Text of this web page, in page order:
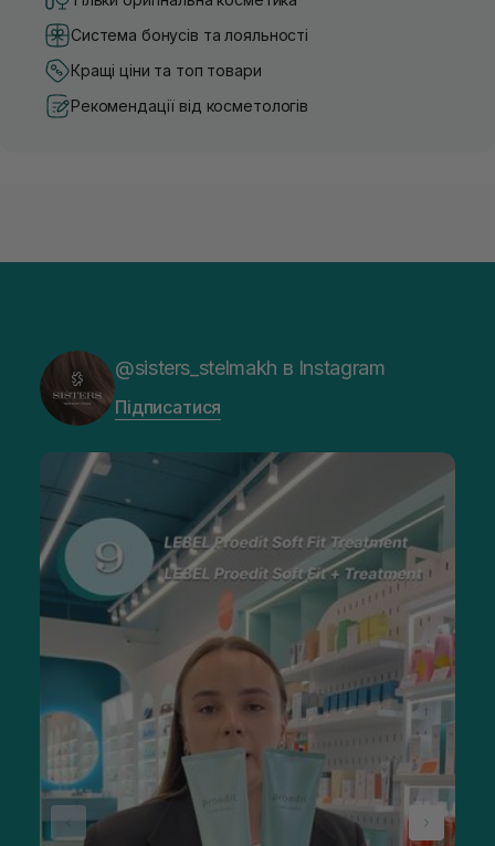
Система бонусів та лояльності
Кращі ціни та топ товари
Рекомендації від косметологів
@sisters_stelmakh в Instagram
Підписатися